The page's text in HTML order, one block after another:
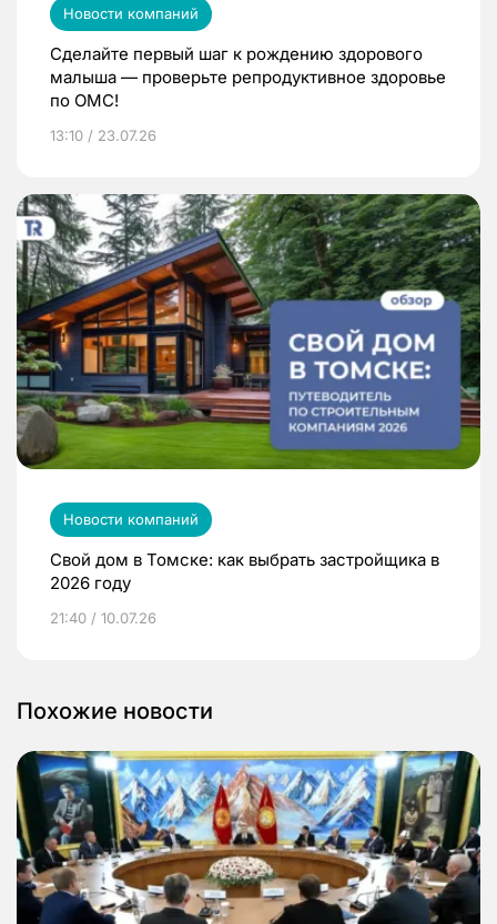
Новости компаний
Сделайте первый шаг к рождению здорового
малыша — проверьте репродуктивное здоровье
по ОМС!
13:10 / 23.07.26
Новости компаний
Свой дом в Томске: как выбрать застройщика в
2026 году
21:40 / 10.07.26
Похожие новости